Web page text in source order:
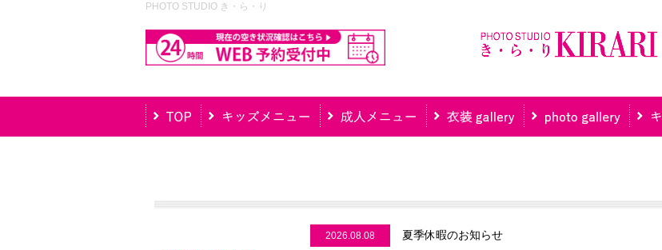
PHOTO STUDIO き・ら・り
2026.08.08 夏季休暇のお知らせ